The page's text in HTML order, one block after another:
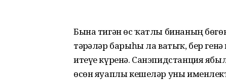
Бына тигән өс ҡатлы бинаның
тәҙрәләр барыһы ла ватыҡ, бер
итеүе күренә. Санэпидстанция
өсөн яуаплы кешеләр уны